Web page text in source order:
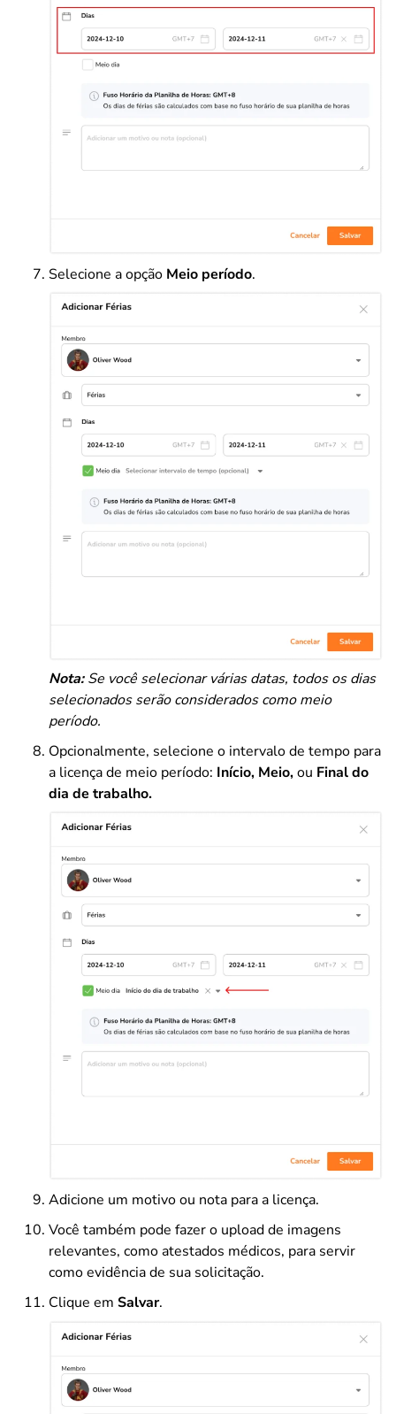
Selecione a opção Meio período.
Nota:Se você selecionar várias datas, todos os dias
selecionados serão considerados como meio
período.
Opcionalmente, selecione o intervalo de tempo para
a licença de meio período: Início, Meio,ou Final do
dia de trabalho.
Adicione um motivo ou nota para a licença.
Você também pode fazer o upload de imagens
relevantes, como atestados médicos, para servir
como evidência de sua solicitação.
Clique em Salvar.